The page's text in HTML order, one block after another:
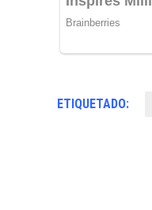
ETIQUETADO: